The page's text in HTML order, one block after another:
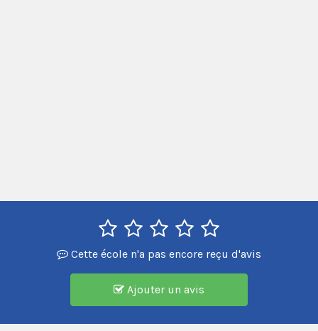
Cette école n'a pas encore reçu d'avis
Ajouter un avis